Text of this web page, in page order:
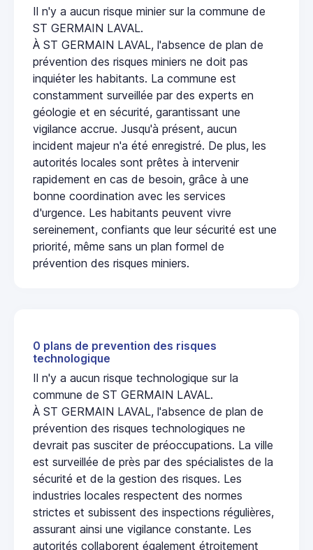
Il n'y a aucun risque minier sur la commune de
ST GERMAIN LAVAL.
À ST GERMAIN LAVAL, l'absence de plan de
prévention des risques miniers ne doit pas
inquiéter les habitants. La commune est
constamment surveillée par des experts en
géologie et en sécurité, garantissant une
vigilance accrue. Jusqu'à présent, aucun
incident majeur n'a été enregistré. De plus, les
autorités locales sont prêtes à intervenir
rapidement en cas de besoin, grâce à une
bonne coordination avec les services
d'urgence. Les habitants peuvent vivre
sereinement, confiants que leur sécurité est une
priorité, même sans un plan formel de
prévention des risques miniers.
0 plans de prevention des risques
technologique
Il n'y a aucun risque technologique sur la
commune de ST GERMAIN LAVAL.
À ST GERMAIN LAVAL, l'absence de plan de
prévention des risques technologiques ne
devrait pas susciter de préoccupations. La ville
est surveillée de près par des spécialistes de la
sécurité et de la gestion des risques. Les
industries locales respectent des normes
strictes et subissent des inspections régulières,
assurant ainsi une vigilance constante. Les
autorités collaborent également étroitement